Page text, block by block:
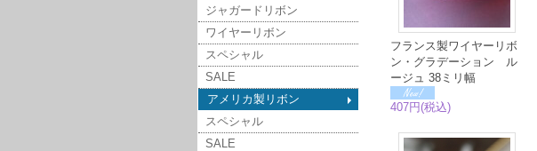
ジャガードリボン
ワイヤーリボン
スペシャル
SALE
アメリカ製リボン
スペシャル
SALE
フランス製ワイヤーリボ
ン・グラデーション ル
ージュ 38ミリ幅
407円(税込)